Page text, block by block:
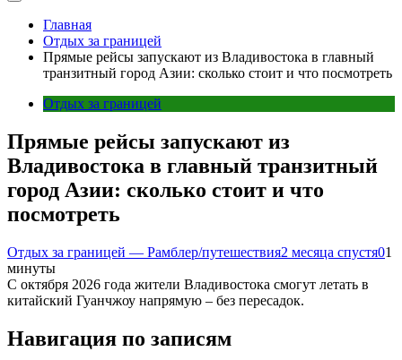
Главная
Отдых за границей
Прямые рейсы запускают из Владивостока в главный
транзитный город Азии: сколько стоит и что посмотреть
Отдых за границей
Прямые рейсы запускают из
Владивостока в главный транзитный
город Азии: сколько стоит и что
посмотреть
Отдых за границей — Рамблер/путешествия2 месяца спустя01
минуты
С октября 2026 года жители Владивостока смогут летать в
китайский Гуанчжоу напрямую – без пересадок.
Навигация по записям